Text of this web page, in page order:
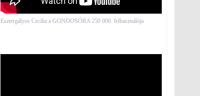
Esztergályos Cecília a GONDOSÓRA 250 000. felhasználója